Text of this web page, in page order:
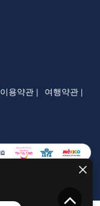
이용약관 |
여행약관 |